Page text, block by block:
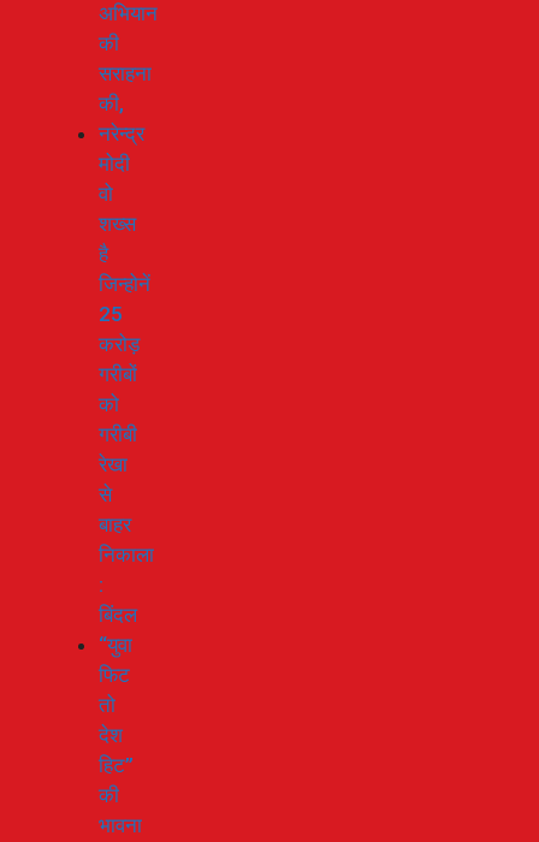
अभियान
की
सराहना
की,
नरेन्द्र
मोदी
वो
शख्स
है
जिन्होनें
25
करोड़
गरीबों
को
गरीबी
रेखा
से
बाहर
निकाला
:
बिंदल
“युवा
फिट
तो
देश
हिट”
की
भावना